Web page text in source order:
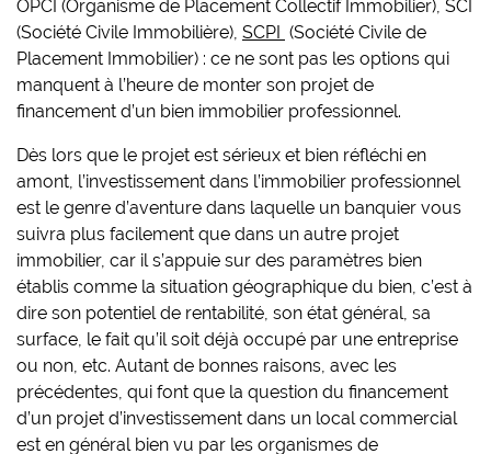
OPCI (Organisme de Placement Collectif Immobilier), SCI
(Société Civile Immobilière), SCPI
(Société Civile de
Placement Immobilier) : ce ne sont pas les options qui
manquent à l’heure de monter son projet de
financement d’un bien immobilier professionnel.
Dès lors que le projet est sérieux et bien réfléchi en
amont, l’investissement dans l’immobilier professionnel
est le genre d’aventure dans laquelle un banquier vous
suivra plus facilement que dans un autre projet
immobilier, car il s’appuie sur des paramètres bien
établis comme la situation géographique du bien, c’est à
dire son potentiel de rentabilité, son état général, sa
surface, le fait qu’il soit déjà occupé par une entreprise
ou non, etc. Autant de bonnes raisons, avec les
précédentes, qui font que la question du financement
d’un projet d’investissement dans un local commercial
est en général bien vu par les organismes de